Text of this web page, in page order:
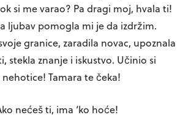
si me varao? Pa dragi moj, hvala ti!
ljubav pomogla mi je da izdržim.
granice, zaradila novac, upoznala
stekla znanje i iskustvo. Učinio si
Tamara te čeka!
nećeš ti, ima ‘ko hoće!